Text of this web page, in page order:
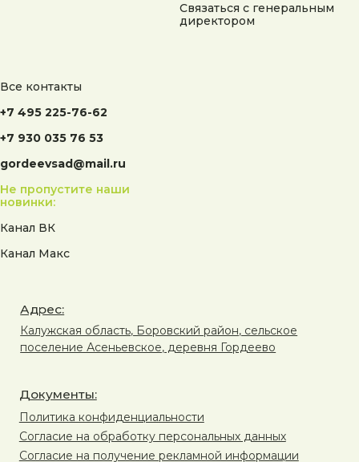
Связаться с генеральным
директором
Все контакты
+7 495 225-76-62
+7 930 035 76 53
gordeevsad@mail.ru
Не пропустите наши
новинки:
Канал ВК
Канал Макс